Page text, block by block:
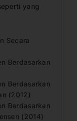
yang
Secara
Berdasarkan
Berdasarkan
(2012)
Berdasarkan
(2014)